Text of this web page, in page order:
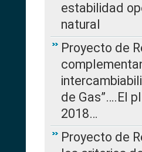
estabilidad
natural
Proyecto de
de Gas”….El
2018…
Proyecto de